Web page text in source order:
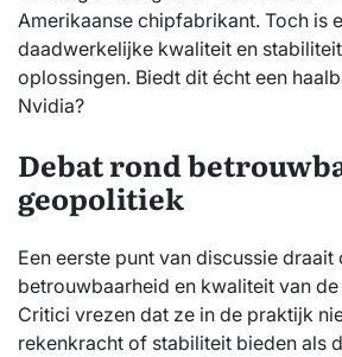
Amerikaanse chipfabrikant. Toch is
daadwerkelijke kwaliteit en
oplossingen. Biedt dit écht een
Nvidia?
Debat rond
geopolitiek
Een eerste punt van discussie draait
betrouwbaarheid en kwaliteit van
Critici vrezen dat ze in de praktijk
rekenkracht of stabiliteit bieden als